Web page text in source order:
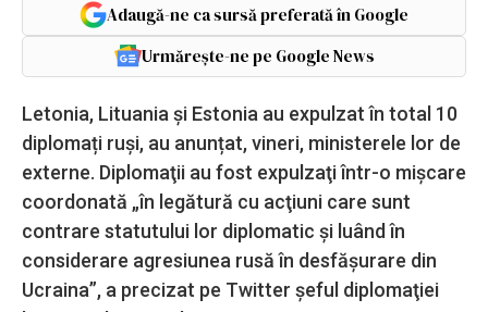
Adaugă-ne ca sursă preferată în Google
Urmărește-ne pe Google News
Letonia, Lituania și Estonia au expulzat în total 10
diplomați ruși, au anunțat, vineri, ministerele lor de
externe. Diplomaţii au fost expulzaţi într-o mişcare
coordonată „în legătură cu acţiuni care sunt
contrare statutului lor diplomatic şi luând în
considerare agresiunea rusă în desfăşurare din
Ucraina”, a precizat pe Twitter şeful diplomaţiei